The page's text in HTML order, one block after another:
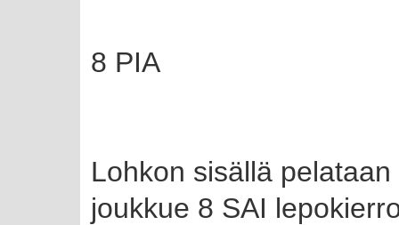
8 PIA
Lohkon sisällä
joukkue 8 SAI